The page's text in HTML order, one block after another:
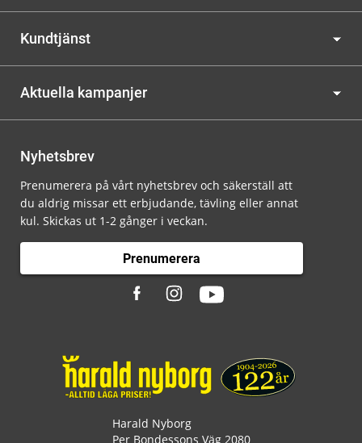
Kundtjänst
Aktuella kampanjer
Nyhetsbrev
Prenumerera på vårt nyhetsbrev och säkerställ att
du aldrig missar ett erbjudande, tävling eller annat
kul. Skickas ut 1-2 gånger i veckan.
Prenumerera
Harald Nyborg
Per Bondessons Väg 2080